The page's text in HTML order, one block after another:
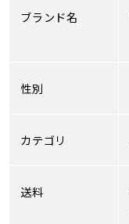
ブランド名
性別
カテゴリ
送料